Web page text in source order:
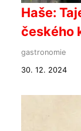
Haše:
českého
gastronomie
30. 12. 2024